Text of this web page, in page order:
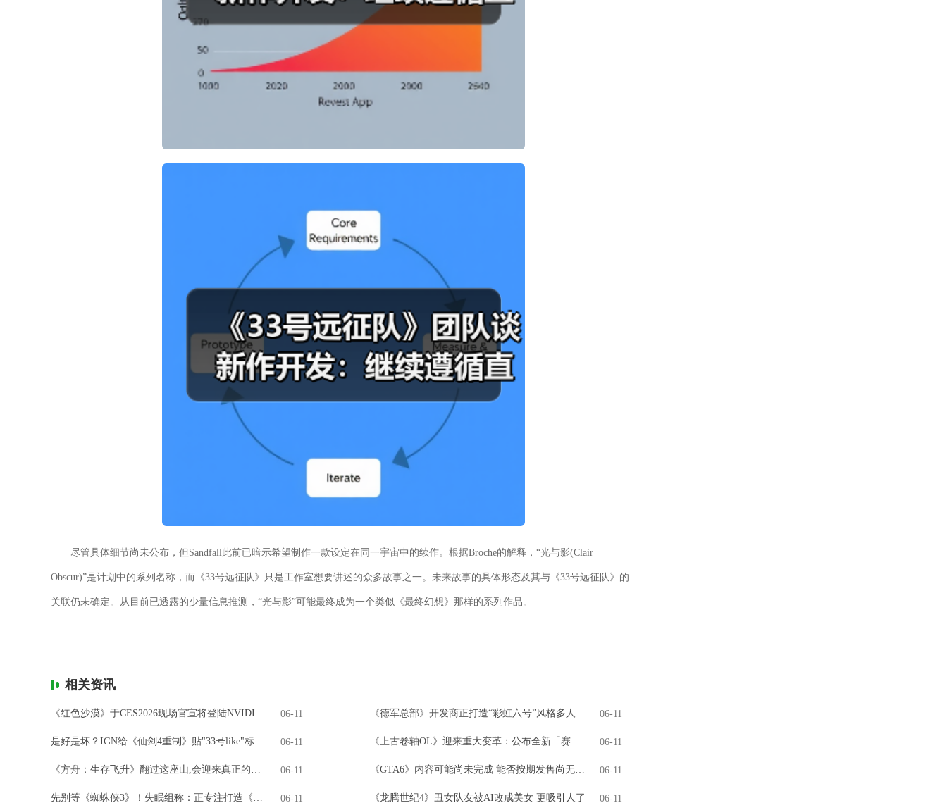
尽管具体细节尚未公布，但Sandfall此前已暗示希望制作一款设定在同一宇宙中的续作。根据Broche的解释，“光与影(Clair
Obscur)”是计划中的系列名称，而《33号远征队》只是工作室想要讲述的众多故事之一。未来故事的具体形态及其与《33号远征队》的
关联仍未确定。从目前已透露的少量信息推测，“光与影”可能最终成为一个类似《最终幻想》那样的系列作品。
相关资讯
《红色沙漠》于CES2026现场官宣将登陆NVIDIA GeForce NOW 06-11 《德军总部》开发商正打造“彩虹六号”风格多人游戏 06-11
是好是坏？IGN给《仙剑4重制》贴"33号like"标签引热议 06-11 《上古卷轴OL》迎来重大变革：公布全新「赛季」模式，引领全新时代 06-11
《方舟：生存飞升》翻过这座山,会迎来真正的飞升吗? 06-11 《GTA6》内容可能尚未完成 能否按期发售尚无定论 06-11
先别等《蜘蛛侠3》！失眠组称：正专注打造《金刚狼》 06-11 《龙腾世纪4》丑女队友被AI改成美女 更吸引人了 06-11